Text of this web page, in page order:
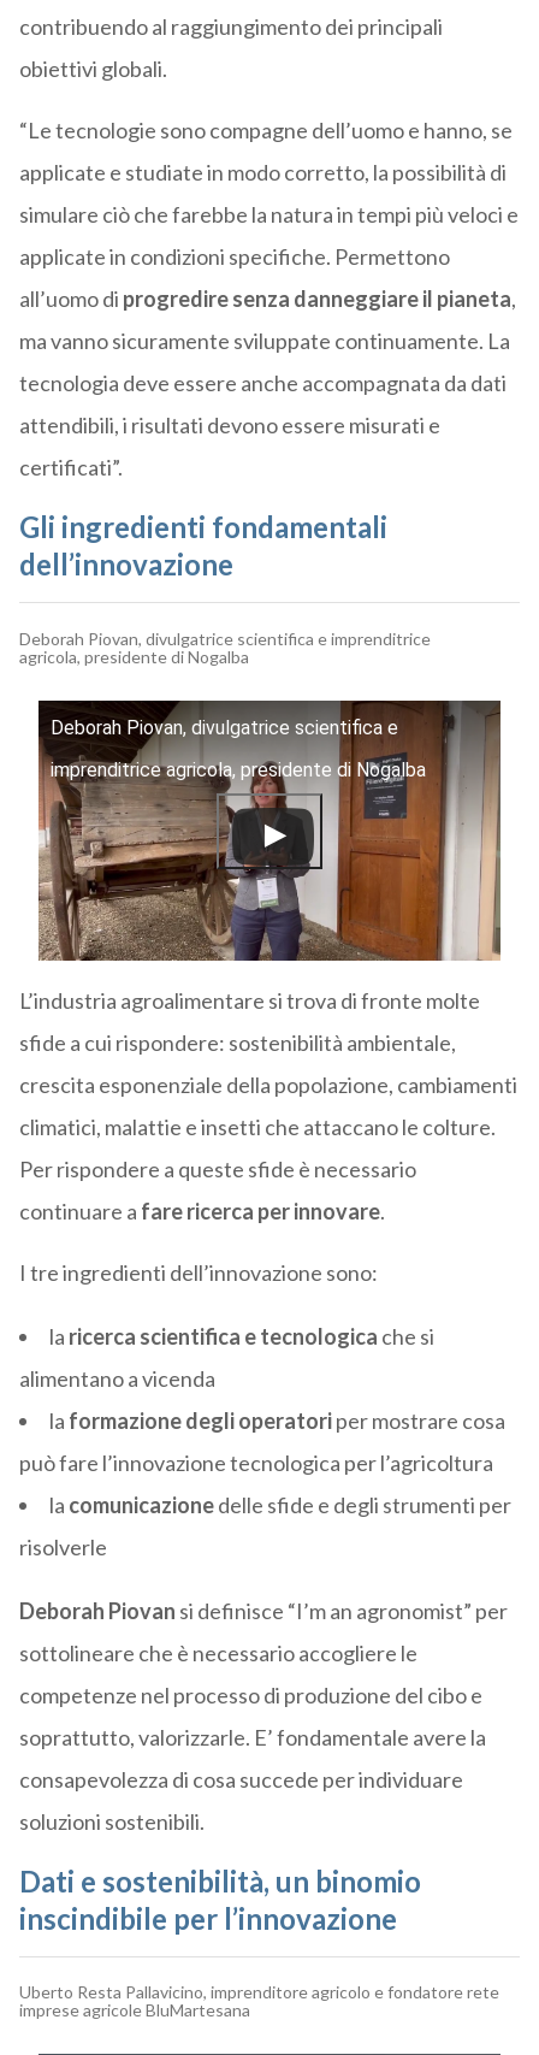
contribuendo al raggiungimento dei principali
obiettivi globali.
“Le tecnologie sono compagne dell’uomo e hanno, se
applicate e studiate in modo corretto, la possibilità di
simulare ciò che farebbe la natura in tempi più veloci e
applicate in condizioni specifiche. Permettono
all’uomo di progredire senza danneggiare il pianeta,
ma vanno sicuramente sviluppate continuamente. La
tecnologia deve essere anche accompagnata da dati
attendibili, i risultati devono essere misurati e
certificati”.
Gli ingredienti fondamentali
dell’innovazione
Deborah Piovan, divulgatrice scientifica e imprenditrice
agricola, presidente di Nogalba
Deborah Piovan, divulgatrice scientifica e
imprenditrice agricola, presidente di Nogalba
L’industria agroalimentare si trova di fronte molte
sfide a cui rispondere: sostenibilità ambientale,
crescita esponenziale della popolazione, cambiamenti
climatici, malattie e insetti che attaccano le colture.
Per rispondere a queste sfide è necessario
continuare a fare ricerca per innovare.
I tre ingredienti dell’innovazione sono:
la ricerca scientifica e tecnologica che si
alimentano a vicenda
la formazione degli operatoriper mostrare cosa
può fare l’innovazione tecnologica per l’agricoltura
la comunicazionedelle sfide e degli strumenti per
risolverle
Deborah Piovan si definisce “I’m an agronomist” per
sottolineare che è necessario accogliere le
competenze nel processo di produzione del cibo e
soprattutto, valorizzarle. E’ fondamentale avere la
consapevolezza di cosa succede per individuare
soluzioni sostenibili.
Dati e sostenibilità, un binomio
inscindibile per l’innovazione
Uberto Resta Pallavicino, imprenditore agricolo e fondatore rete
imprese agricole BluMartesana